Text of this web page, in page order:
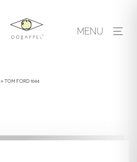
MENU
»TOM FORD 1044